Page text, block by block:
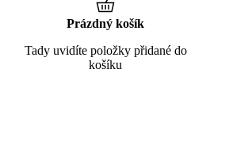
Prázdný košík
Tady uvidíte položky přidané do
košíku